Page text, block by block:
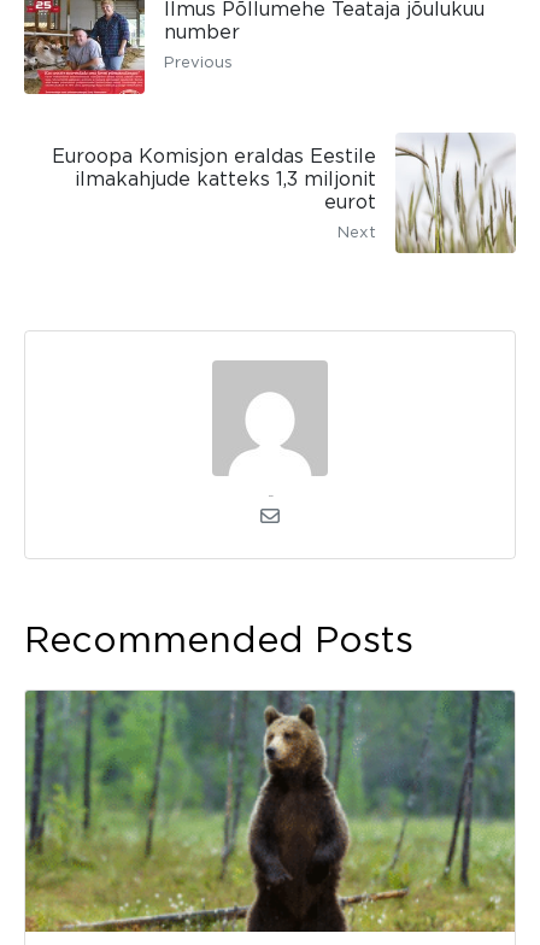
Ilmus Põllumehe Teataja jõulukuu
number
Previous
Euroopa Komisjon eraldas Eestile
ilmakahjude katteks 1,3 miljonit
eurot
Next
Recommended Posts